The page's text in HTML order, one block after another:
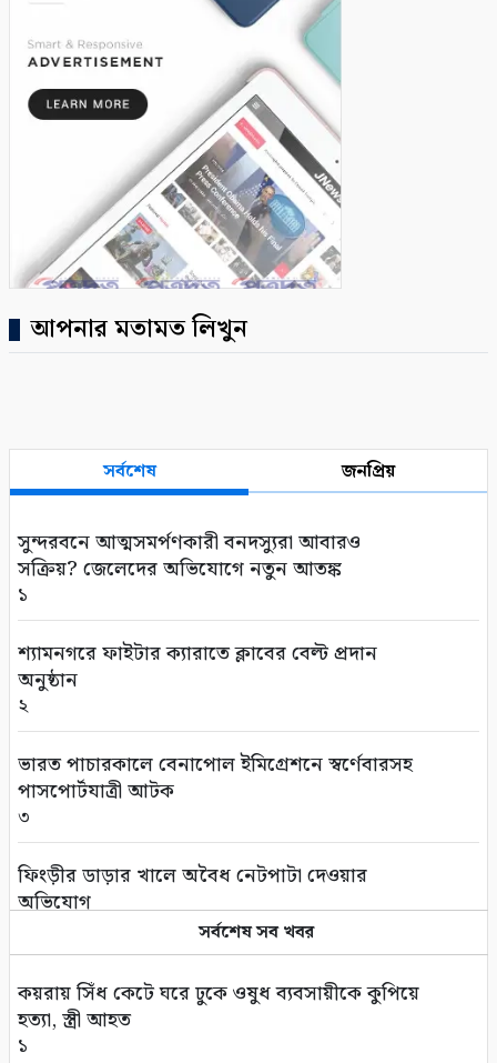
আপনার মতামত লিখুন
সর্বশেষ জনপ্রিয়
সুন্দরবনে আত্মসমর্পণকারী বনদস্যুরা আবারও
সক্রিয়? জেলেদের অভিযোগে নতুন আতঙ্ক
১
শ্যামনগরে ফাইটার ক্যারাতে ক্লাবের বেল্ট প্রদান
অনুষ্ঠান
২
ভারত পাচারকালে বেনাপোল ইমিগ্রেশনে স্বর্ণেবারসহ
পাসপোর্টযাত্রী আটক
৩
ফিংড়ীর ডাড়ার খালে অবৈধ নেটপাটা দেওয়ার
অভিযোগ
তালায় বিল থেকে যুবকের মৃতদেহ উদ্ধার
৫
সর্বশেষ সব খবর
কয়রায় সিঁধ কেটে ঘরে ঢুকে ওষুধ ব্যবসায়ীকে কুপিয়ে
হত্যা, স্ত্রী আহত
১